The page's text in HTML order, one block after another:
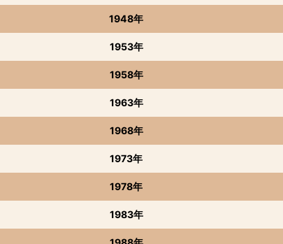
1948年
1953年
1958年
1963年
1968年
1973年
1978年
1983年